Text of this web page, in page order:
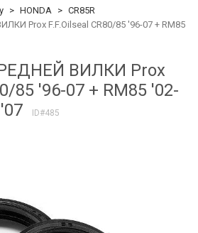
HONDA
CR85R
Prox F.F.Oilseal CR80/85 '96-07 + RM85
ВИЛКИ Prox
85 '96-07 + RM85 '02-
ID#485